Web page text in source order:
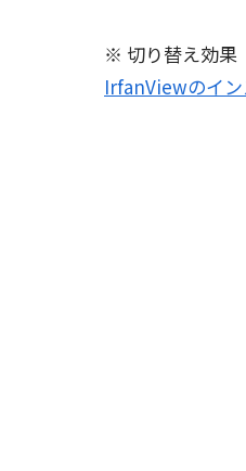
※ 切り替え効果
IrfanViewのイ